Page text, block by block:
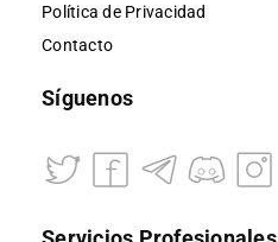
Política de Privacidad
Contacto
Síguenos